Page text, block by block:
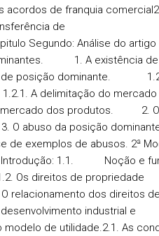
franquia
de
Segundo: Análise do artigo
1. A existência de
posição dominante.
A delimitação do mercado
dos produtos. 2.
O abuso da posição
exemplos de abusos. 2ª
Introdução: 1.1. Noção e
Os direitos de propriedade
relacionamento dos direitos de
industrial e
de utilidade.2.1. As